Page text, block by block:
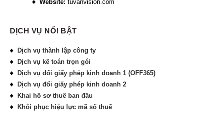
Website: tuvanvision.com
DỊCH VỤ NỔI BẬT
Dịch vụ thành lập công ty
Dịch vụ kế toán trọn gói
Dịch vụ đổi giấy phép kinh doanh 1 (OFF365)
Dịch vụ đổi giấy phép kinh doanh 2
Khai hồ sơ thuế ban đầu
Khôi phục hiệu lực mã số thuế